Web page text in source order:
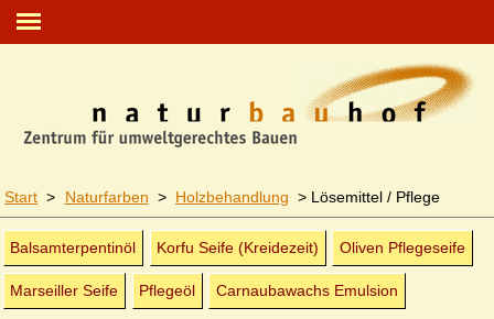
Start > Naturfarben > Holz­behandlung > Lösemittel / Pflege
Balsamterpentinöl Korfu Seife (Kreide­zeit) Oliven Pflegeseife
Marseiller Seife Pflegeöl Carnaubawachs Emulsion